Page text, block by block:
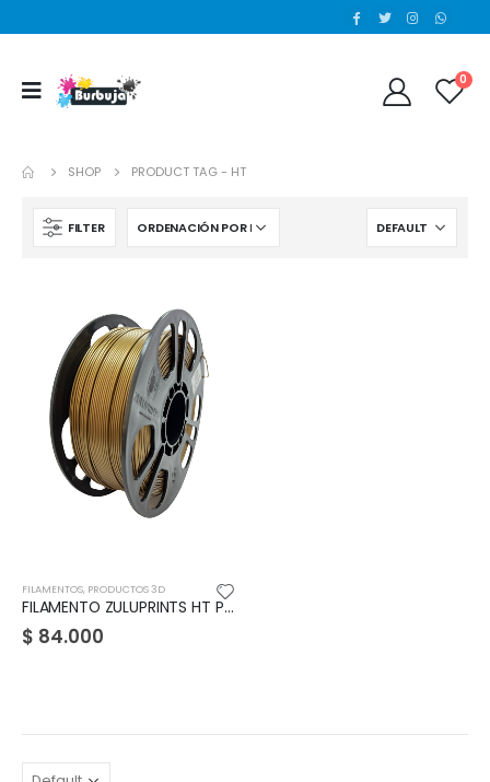
0
SHOP PRODUCT TAG - HT
FILTER
FILAMENTOS, PRODUCTOS 3D
FILAMENTO ZULUPRINTS HT PLA
$ 84.000